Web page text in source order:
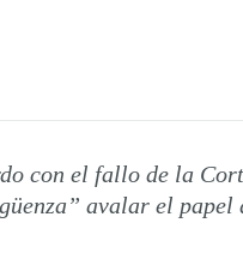
con el fallo de la
avalar el